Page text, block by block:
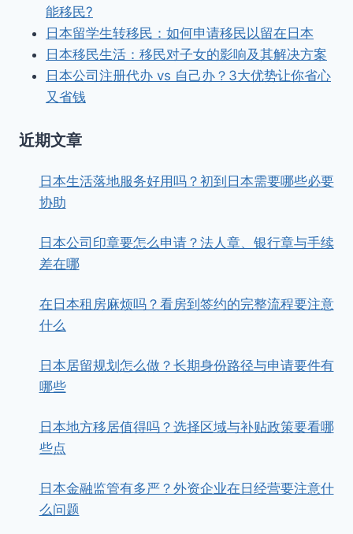
能移民?
日本留学生转移民：如何申请移民以留在日本
日本移民生活：移民对子女的影响及其解决方案
日本公司注册代办 vs 自己办？3大优势让你省心
又省钱
近期文章
日本生活落地服务好用吗？初到日本需要哪些必要
协助
日本公司印章要怎么申请？法人章、银行章与手续
差在哪
在日本租房麻烦吗？看房到签约的完整流程要注意
什么
日本居留规划怎么做？长期身份路径与申请要件有
哪些
日本地方移居值得吗？选择区域与补贴政策要看哪
些点
日本金融监管有多严？外资企业在日经营要注意什
么问题